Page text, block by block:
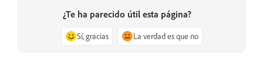
¿Te ha parecido útil esta página?
Sí, gracias La verdad es que no